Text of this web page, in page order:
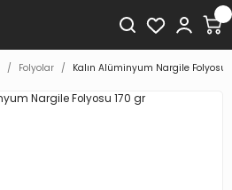
Folyolar Kalın Alüminyum Nargile Folyosu